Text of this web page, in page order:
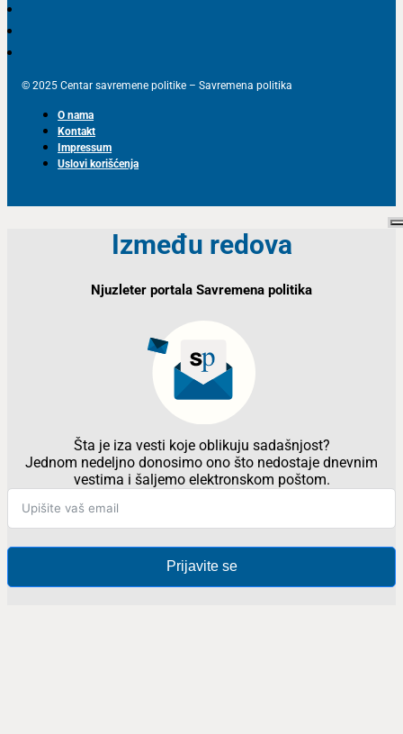
© 2025 Centar savremene politike – Savremena politika
O nama
Kontakt
Impressum
Uslovi korišćenja
Između redova
Njuzleter portala Savremena politika
Šta je iza vesti koje oblikuju sadašnjost?
Jednom nedeljno donosimo ono što nedostaje dnevnim
vestima i šaljemo elektronskom poštom.
Prijavite se